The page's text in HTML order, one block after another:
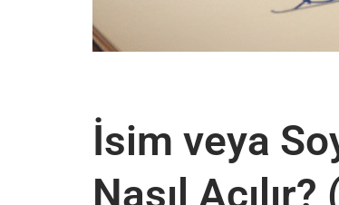
İsim veya
Nasıl